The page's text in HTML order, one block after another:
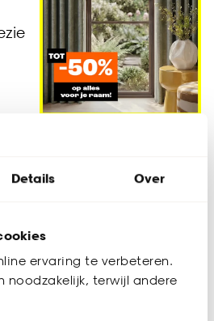
Details Over
ervaring te verbeteren.
noodzakelijk, terwijl andere